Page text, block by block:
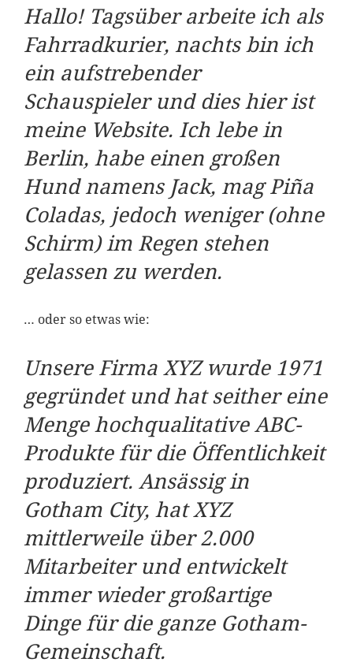
Hallo! Tagsüber arbeite ich als
Fahrradkurier, nachts bin ich
ein aufstrebender
Schauspieler und dies hier ist
meine Website. Ich lebe in
Berlin, habe einen großen
Hund namens Jack, mag Piña
Coladas, jedoch weniger (ohne
Schirm) im Regen stehen
gelassen zu werden.
… oder so etwas wie:
Unsere Firma XYZ wurde 1971
gegründet und hat seither eine
Menge hochqualitative ABC-
Produkte für die Öffentlichkeit
produziert. Ansässig in
Gotham City, hat XYZ
mittlerweile über 2.000
Mitarbeiter und entwickelt
immer wieder großartige
Dinge für die ganze Gotham-
Gemeinschaft.